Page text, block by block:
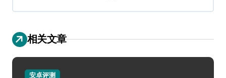
相关文章
安卓评测